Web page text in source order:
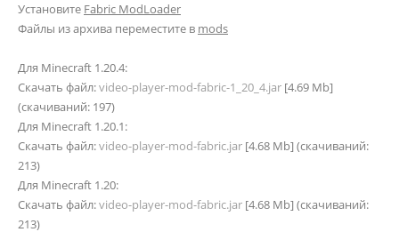
Установите Fabric ModLoader
Файлы из архива переместите в mods
Для Minecraft 1.20.4:
Скачать файл:video-player-mod-fabric-1_20_4.jar
(cкачиваний: 197)
Для Minecraft 1.20.1:
Скачать файл:video-player-mod-fabric.jar
213)
Для Minecraft 1.20:
Скачать файл:video-player-mod-fabric.jar
213)